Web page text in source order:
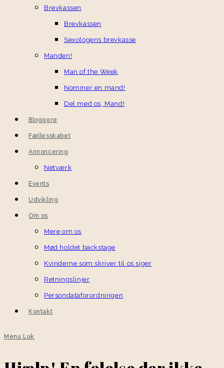
Brevkassen
Brevkassen
Sexologens brevkasse
Manden!
Man of the Week
Nominer en mand!
Del med os, Mand!
Bloggere
Fællesskabet
Annoncering
Netværk
Events
Udvikling
Om os
Mere om os
Mød holdet backstage
Kvinderne som skriver til os siger
Retningslinjer
Persondataforordningen
Kontakt
Menu Luk